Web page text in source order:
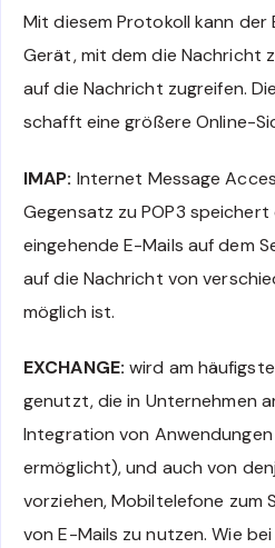
Mit diesem Protokoll kann der
Gerät, mit dem die Nachricht
auf die Nachricht zugreifen.
schafft eine größere Online-
IMAP: Internet Message
Gegensatz zu POP3
eingehende E-Mails auf dem
auf die Nachricht von
möglich ist.
EXCHANGE: wird am
genutzt, die in Unternehmen
Integration von Anwendungen
ermöglicht), und auch von
vorziehen, Mobiltelefone zum
von E-Mails zu nutzen. Wie